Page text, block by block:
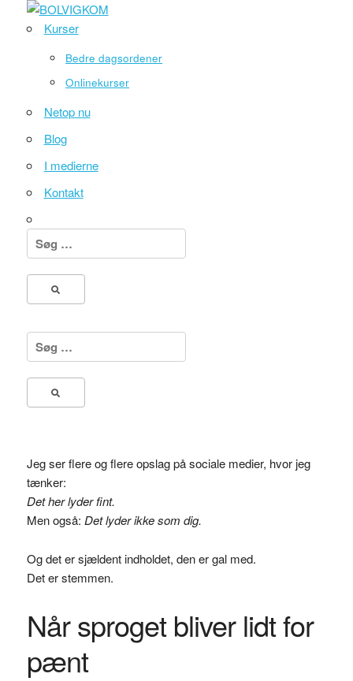
Kurser
Bedre dagsordener
Onlinekurser
Netop nu
Blog
I medierne
Kontakt
Søg
efter:
Søg
efter:
Jeg ser flere og flere opslag på sociale medier, hvor jeg
tænker:
Det her lyder fint.
Men også: Det lyder ikke som dig.
Og det er sjældent indholdet, den er gal med.
Det er stemmen.
Når sproget bliver lidt for
pænt